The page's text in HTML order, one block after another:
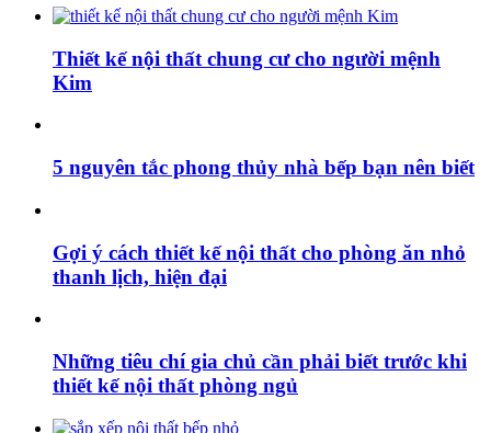
Thiết kế nội thất chung cư cho người mệnh
Kim
5 nguyên tắc phong thủy nhà bếp bạn nên biết
Gợi ý cách thiết kế nội thất cho phòng ăn nhỏ
thanh lịch, hiện đại
Những tiêu chí gia chủ cần phải biết trước khi
thiết kế nội thất phòng ngủ